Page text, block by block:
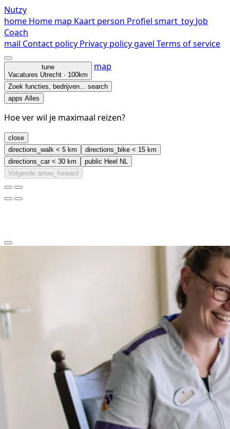
Nutzy
home Home map Kaart person Profiel smart_toy Job
Coach
mail Contact policy Privacy policygavel Terms of service
tune
Vacatures Utrecht · 100km
map
Zoek functies, bedrijven... search
apps Alles
Hoe ver wil je maximaal reizen?
close
directions_walk < 5 km directions_bike < 15 km
directions_car< 30 km public Heel NL
Volgende arrow_forward